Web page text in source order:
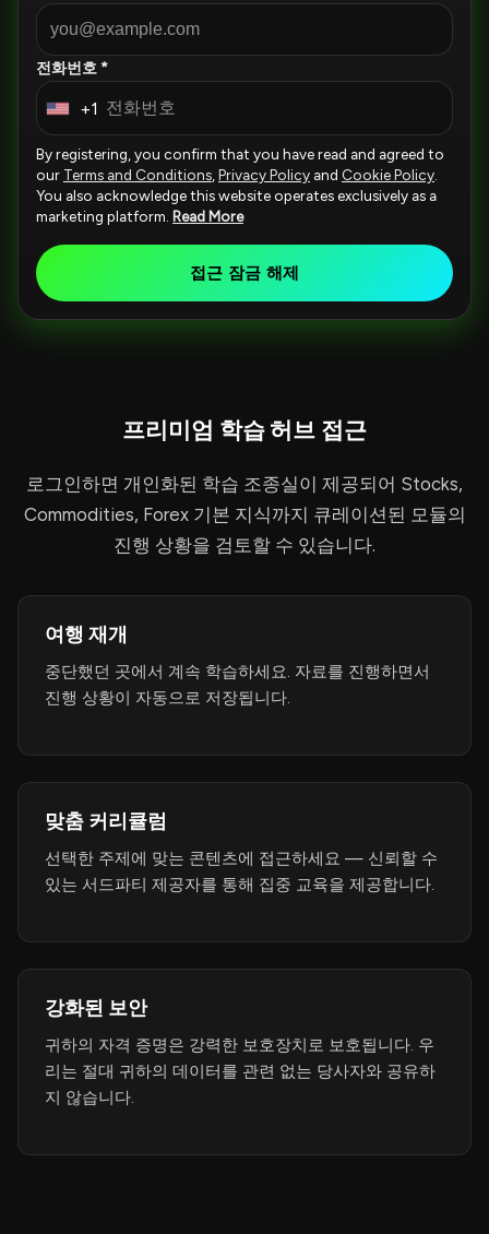
전화번호 *
U
i
t
t
+1
By registering, you confirm that you have read and agreed to
our Terms and Conditions Privacy Policy and Cookie Policy
You also acknowledge this website operates exclusively as a
marketing platform. Read More
접근 잠금 해제
프리미엄 학습 허브 접근
로그인하면 개인화된 학습 조종실이 제공되어 Stocks,
Commodities, Forex 기본 지식까지 큐레이션된 모듈의
진행 상황을 검토할 수 있습니다.
여행 재개
중단했던 곳에서 계속 학습하세요. 자료를 진행하면서
진행 상황이 자동으로 저장됩니다.
맞춤 커리큘럼
선택한 주제에 맞는 콘텐츠에 접근하세요 — 신뢰할 수
있는 서드파티 제공자를 통해 집중 교육을 제공합니다.
강화된 보안
귀하의 자격 증명은 강력한 보호장치로 보호됩니다. 우
리는 절대 귀하의 데이터를 관련 없는 당사자와 공유하
지 않습니다.